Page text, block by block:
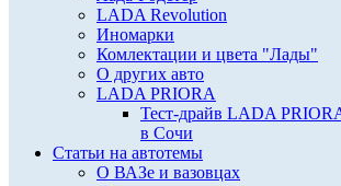
LADA Revolution
Иномарки
Комлектации и цвета "Лады"
О других авто
LADA PRIORA
Тест-драйв LADA
в Сочи
Статьи на автотемы
О ВАЗе и вазовцах